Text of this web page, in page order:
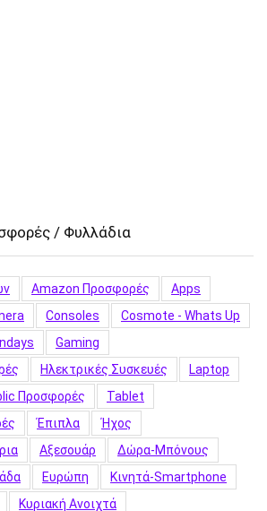
/ Φυλλάδια
Amazon Προσφορές
Apps
Consoles
Cosmote - Whats Up
Gaming
Hλεκτρικές Συσκευές
Laptop
Προσφορές
Tablet
Έπιπλα
Ήχος
Αξεσουάρ
Δώρα-Μπόνους
Ευρώπη
Κινητά-Smartphone
Κυριακή Ανοιχτά